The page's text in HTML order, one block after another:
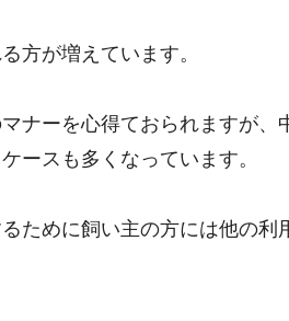
方が増えています。
ナーを心得ておられますが、
ースも多くなっています。
ために飼い主の方には他の利